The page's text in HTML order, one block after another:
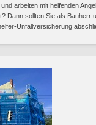
arbeiten mit helfenden
Dann sollten Sie als Bauherr
Unfallversicherung